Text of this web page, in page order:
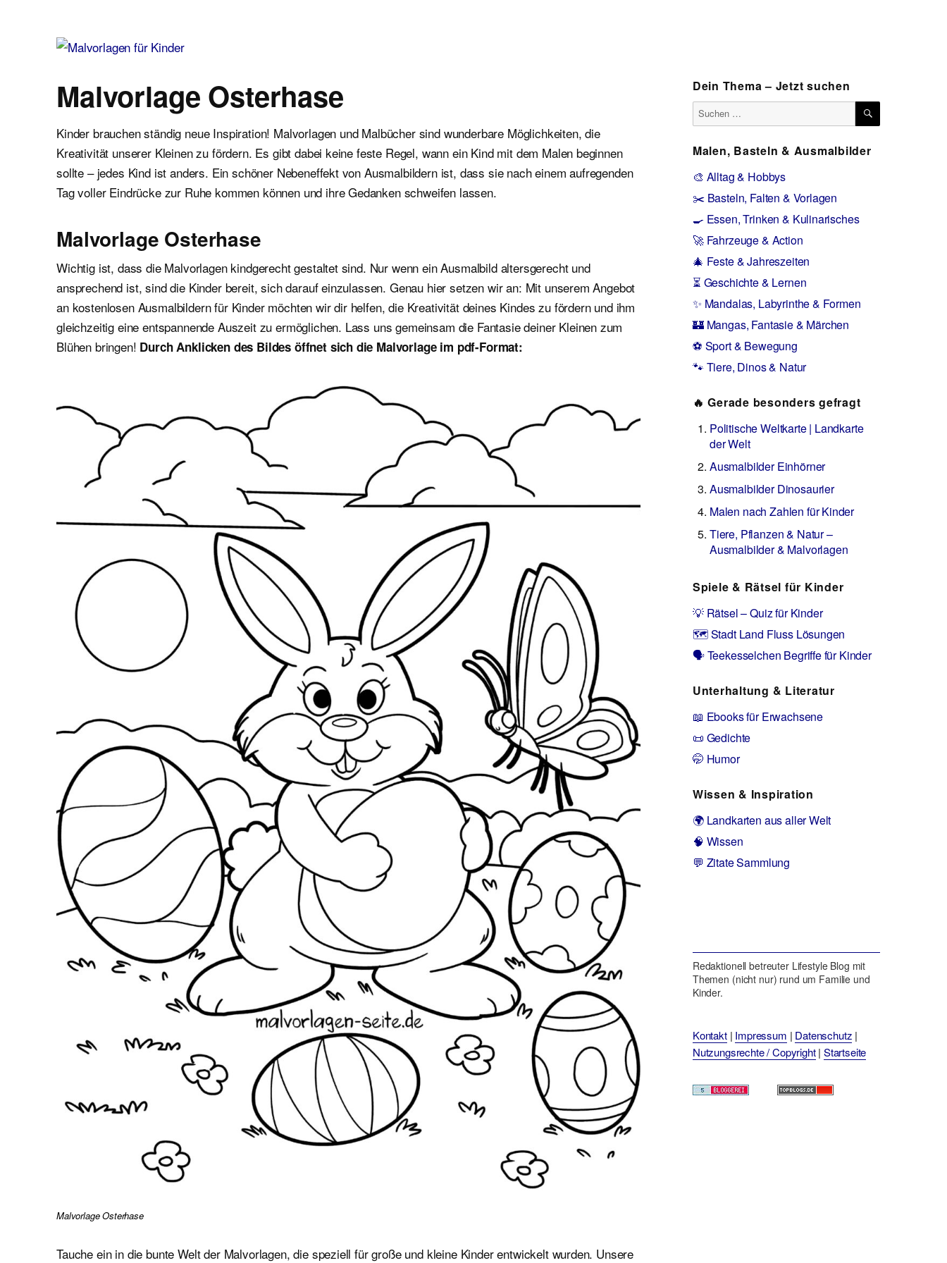
Malvorlage Osterhase
Kinder brauchen ständig neue Inspiration! Malvorlagen und Malbücher sind wunderbare Möglichkeiten, die
Kreativität unserer Kleinen zu fördern. Es gibt dabei keine feste Regel, wann ein Kind mit dem Malen beginnen
sollte – jedes Kind ist anders. Ein schöner Nebeneffekt von Ausmalbildern ist, dass sie nach einem aufregenden
Tag voller Eindrücke zur Ruhe kommen können und ihre Gedanken schweifen lassen.
Malvorlage Osterhase
Wichtig ist, dass die Malvorlagen kindgerecht gestaltet sind. Nur wenn ein Ausmalbild altersgerecht und
ansprechend ist, sind die Kinder bereit, sich darauf einzulassen. Genau hier setzen wir an: Mit unserem Angebot
an kostenlosen Ausmalbildern für Kinder möchten wir dir helfen, die Kreativität deines Kindes zu fördern und ihm
gleichzeitig eine entspannende Auszeit zu ermöglichen. Lass uns gemeinsam die Fantasie deiner Kleinen zum
Blühen bringen! Durch Anklicken des Bildes öffnet sich die Malvorlage im pdf-Format:
Malvorlage Osterhase
Tauche ein in die bunte Welt der Malvorlagen, die speziell für große und kleine Kinder entwickelt wurden. Unsere
Dein Thema – Jetzt suchen
Suchen
nach:
SUCHEN
Malen, Basteln & Ausmalbilder
🎨 Alltag & Hobbys
✂️ Basteln, Falten & Vorlagen
🍳 Essen, Trinken & Kulinarisches
🚀 Fahrzeuge & Action
🎄 Feste & Jahreszeiten
⏳ Geschichte & Lernen
✨ Mandalas, Labyrinthe & Formen
🏰 Mangas, Fantasie & Märchen
⚽ Sport & Bewegung
🐾 Tiere, Dinos & Natur
🔥 Gerade besonders gefragt
Politische Weltkarte | Landkarte
der Welt
Ausmalbilder Einhörner
Ausmalbilder Dinosaurier
Malen nach Zahlen für Kinder
Tiere, Pflanzen & Natur –
Ausmalbilder & Malvorlagen
Spiele & Rätsel für Kinder
💡 Rätsel – Quiz für Kinder
🗺️ Stadt Land Fluss Lösungen
🗣️ Teekesselchen Begriffe für Kinder
Unterhaltung & Literatur
📖 Ebooks für Erwachsene
📜 Gedichte
🤭 Humor
Wissen & Inspiration
🌍 Landkarten aus aller Welt
🧠 Wissen
💬 Zitate Sammlung
Redaktionell betreuter Lifestyle Blog mit
Themen (nicht nur) rund um Familie und
Kinder.
Kontakt| Impressum | Datenschutz |
Nutzungsrechte / Copyright| Startseite